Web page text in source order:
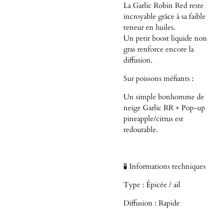
La Garlic Robin Red reste
incroyable grâce à sa faible
teneur en huiles.
Un petit boost liquide non
gras renforce encore la
diffusion.
Sur poissons méfiants :
Un simple bonhomme de
neige Garlic RR + Pop-up
pineapple/citrus est
redoutable.
🧪 Informations techniques
Type : Épicée / ail
Diffusion : Rapide